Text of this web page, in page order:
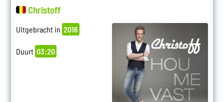
Christoff
Uitgebracht in 2016
Duurt 03:20